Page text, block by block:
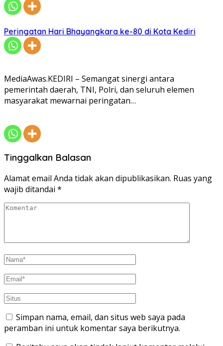
Peringatan Hari Bhayangkara ke-80 di Kota Kediri
MediaAwas.KEDIRI – Semangat sinergi antara
pemerintah daerah, TNI, Polri, dan seluruh elemen
masyarakat mewarnai peringatan…
Tinggalkan Balasan
Alamat email Anda tidak akan dipublikasikan. Ruas yang
wajib ditandai *
Simpan nama, email, dan situs web saya pada
peramban ini untuk komentar saya berikutnya.